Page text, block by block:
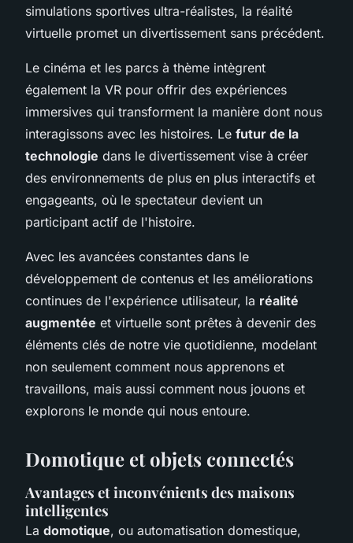
simulations sportives ultra-réalistes, la réalité
virtuelle promet un divertissement sans précédent.
Le cinéma et les parcs à thème intègrent
également la VR pour offrir des expériences
immersives qui transforment la manière dont nous
interagissons avec les histoires. Le futur de la
technologie dans le divertissement vise à créer
des environnements de plus en plus interactifs et
engageants, où le spectateur devient un
participant actif de l'histoire.
Avec les avancées constantes dans le
développement de contenus et les améliorations
continues de l'expérience utilisateur, la réalité
augmentée et virtuelle sont prêtes à devenir des
éléments clés de notre vie quotidienne, modelant
non seulement comment nous apprenons et
travaillons, mais aussi comment nous jouons et
explorons le monde qui nous entoure.
Domotique et objets connectés
Avantages et inconvénients des maisons
intelligentes
La domotique, ou automatisation domestique,